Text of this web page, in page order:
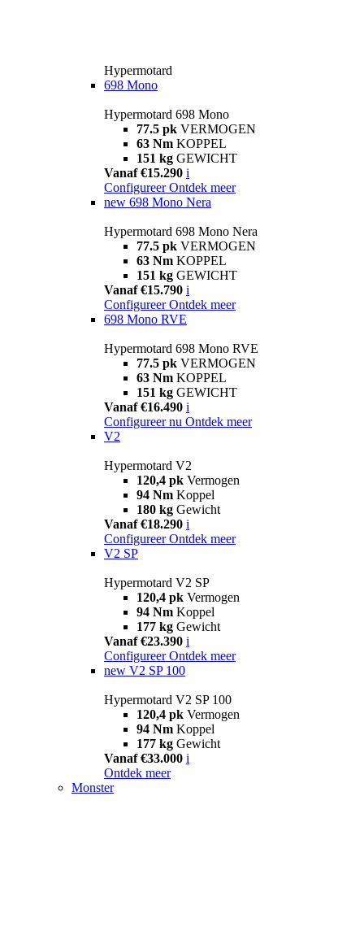
Hypermotard
698 Mono
Hypermotard 698 Mono
77.5 pk VERMOGEN
63 Nm KOPPEL
151 kg GEWICHT
Vanaf €15.290 i
Configureer Ontdek meer
new 698 Mono Nera
Hypermotard 698 Mono Nera
77.5 pk VERMOGEN
63 Nm KOPPEL
151 kg GEWICHT
Vanaf €15.790 i
Configureer Ontdek meer
698 Mono RVE
Hypermotard 698 Mono RVE
77.5 pk VERMOGEN
63 Nm KOPPEL
151 kg GEWICHT
Vanaf €16.490 i
Configureer nu Ontdek meer
V2
Hypermotard V2
120,4 pk Vermogen
94 Nm Koppel
180 kg Gewicht
Vanaf €18.290 i
Configureer Ontdek meer
V2 SP
Hypermotard V2 SP
120,4 pk Vermogen
94 Nm Koppel
177 kg Gewicht
Vanaf €23.390 i
Configureer Ontdek meer
new V2 SP 100
Hypermotard V2 SP 100
120,4 pk Vermogen
94 Nm Koppel
177 kg Gewicht
Vanaf €33.000 i
Ontdek meer
Monster